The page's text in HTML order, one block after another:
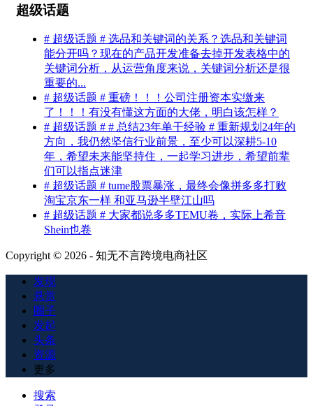
超级话题
# 超级话题 # 选品和关键词的关系？选品和关键词
能分开吗？现在的产品开发准备去掉开发表格中的
关键词分析，从运营角度来说，关键词分析还是很
重要的...
# 超级话题 # 重磅！！！公司注册资本实缴来
了！！！有没有懂这方面的大佬，明白该怎样？
# 超级话题 # # 总结23年单干经验 # 重新规划24年的
方向，我仍然坚信行业前景，至少可以深耕5-10
年，希望未来能坚持住，一起学习进步，希望前辈
们可以指点迷津
# 超级话题 # tume股票暴涨，最终会像拼多多打败
淘宝京东一样 和亚马逊半壁江山吗
# 超级话题 # 大家都说多多TEMU卷，实际上希音
Shein也卷
Copyright © 2026 - 知无不言跨境电商社区
发现
悬赏
圈子
发起
头条
资源
更多
搜索